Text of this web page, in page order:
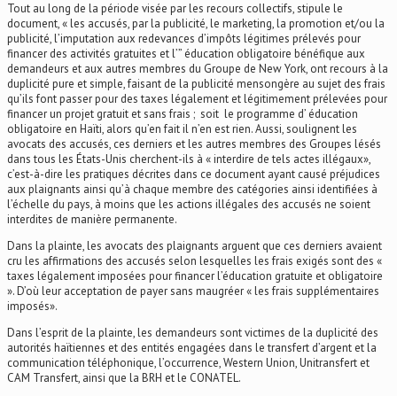
Tout au long de la période visée par les recours collectifs, stipule le
document, « les accusés, par la publicité, le marketing, la promotion et/ou la
publicité, l’imputation aux redevances d’impôts légitimes prélevés pour
financer des activités gratuites et l’” éducation obligatoire bénéfique aux
demandeurs et aux autres membres du Groupe de New York, ont recours à la
duplicité pure et simple, faisant de la publicité mensongère au sujet des frais
qu’ils font passer pour des taxes légalement et légitimement prélevées pour
financer un projet gratuit et sans frais ; soit le programme d’ éducation
obligatoire en Haïti, alors qu’en fait il n’en est rien. Aussi, soulignent les
avocats des accusés, ces derniers et les autres membres des Groupes lésés
dans tous les États-Unis cherchent-ils à « interdire de tels actes illégaux»,
c’est-à-dire les pratiques décrites dans ce document ayant causé préjudices
aux plaignants ainsi qu’à chaque membre des catégories ainsi identifiées à
l’échelle du pays, à moins que les actions illégales des accusés ne soient
interdites de manière permanente.
Dans la plainte, les avocats des plaignants arguent que ces derniers avaient
cru les affirmations des accusés selon lesquelles les frais exigés sont des «
taxes légalement imposées pour financer l’éducation gratuite et obligatoire
». D’où leur acceptation de payer sans maugréer « les frais supplémentaires
imposés».
Dans l’esprit de la plainte, les demandeurs sont victimes de la duplicité des
autorités haïtiennes et des entités engagées dans le transfert d’argent et la
communication téléphonique, l’occurrence, Western Union, Unitransfert et
CAM Transfert, ainsi que la BRH et le CONATEL.